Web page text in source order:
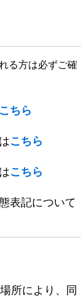
る方は必ずご確
こちら
こちら
こちら
表記について
所により、同